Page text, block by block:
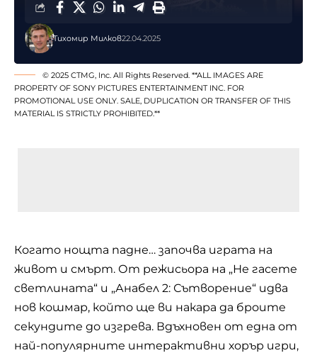
Тихомир Милков22.04.2025
© 2025 CTMG, Inc. All Rights Reserved. **ALL IMAGES ARE
PROPERTY OF SONY PICTURES ENTERTAINMENT INC. FOR
PROMOTIONAL USE ONLY. SALE, DUPLICATION OR TRANSFER OF THIS
MATERIAL IS STRICTLY PROHIBITED.**
Когато нощта падне… започва играта на
живот и смърт. От режисьора на „Не гасете
светлината“ и „Анабел 2: Сътворение“ идва
нов кошмар, който ще ви накара да броите
секундите до изгрева. Вдъхновен от една от
най-популярните интерактивни хорър игри,